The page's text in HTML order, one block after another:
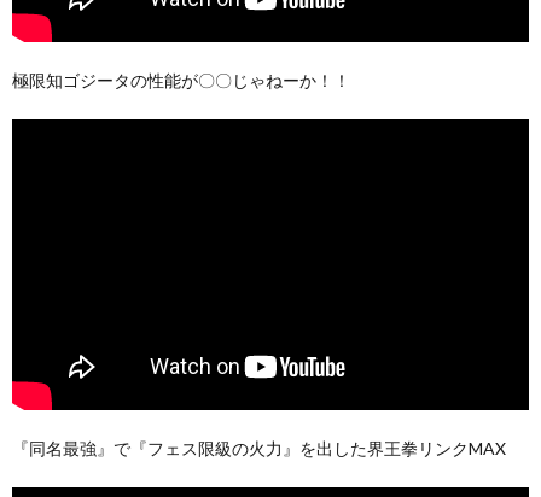
極限知ゴジータの性能が〇〇じゃねーか！！
『同名最強』で『フェス限級の火力』を出した界王拳リンクMAX